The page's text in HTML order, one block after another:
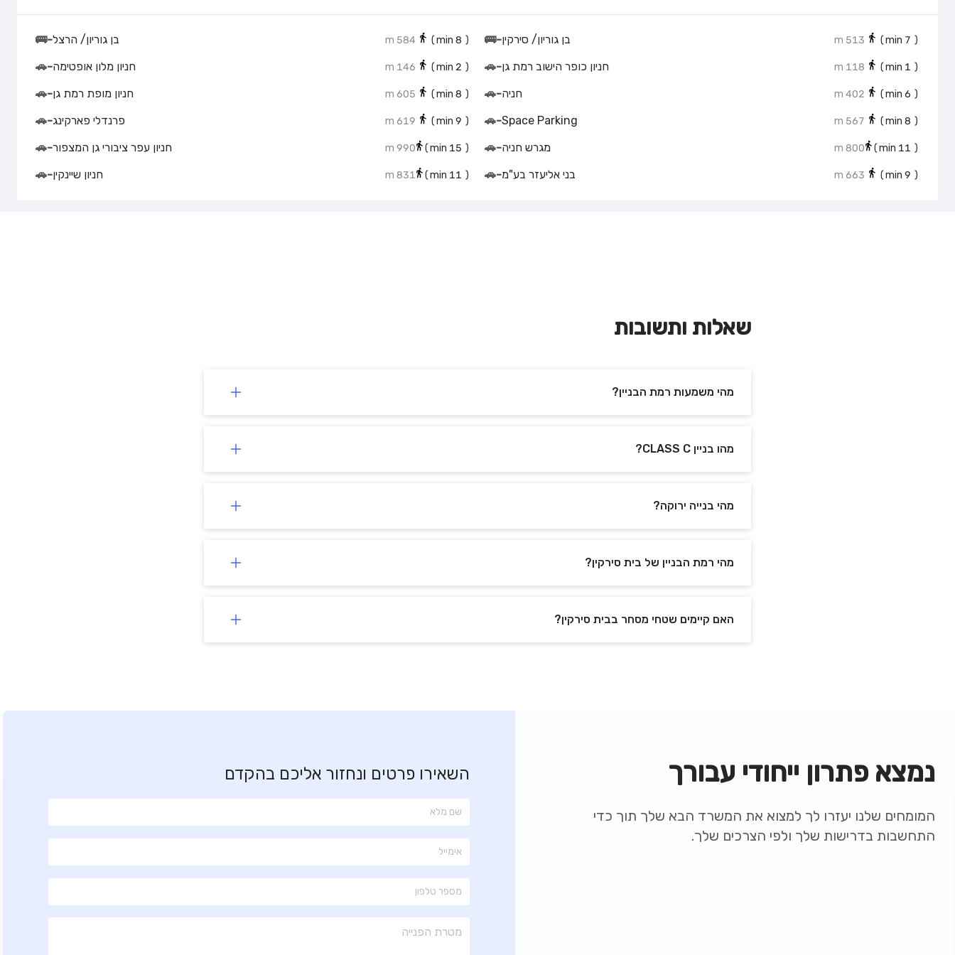
(
7
513 m בן גוריון/ סירקין-
🚌
(
8
584 m בן גוריון/ הרצל-
🚌
(
1
118 m חניון כופר הישוב רמת גן-
🚗
(
2
146 m חניון מלון אופטימה-
🚗
(
6
402 m חניה-
🚗
(
8
605 m חניון מופת רמת גן-
🚗
(
8
567 m
Space Parking
-
🚗
(
9
619 m פרנדלי פארקינג-
🚗
(
11
800 m מגרש חניה-
🚗
(
15
990 m חניון עפר ציבורי גן המצפור-
🚗
(
9
663 m בני אליעזר בע"מ-
🚗
(
11
831 m חניון שיינקין-
🚗
שאלות ותשובות
מהי משמעות רמת הבניין?
מהו בניין CLASS C?
מהי בנייה ירוקה?
מהי רמת הבניין של בית סירקין?
האם קיימים שטחי מסחר בבית סירקין?
נמצא פתרון ייחודי עבורך
המומחים שלנו יעזרו לך למצוא את המשרד הבא שלך תוך כדי
התחשבות בדרישות שלך ולפי הצרכים שלך.
השאירו פרטים ונחזור אליכם בהקדם